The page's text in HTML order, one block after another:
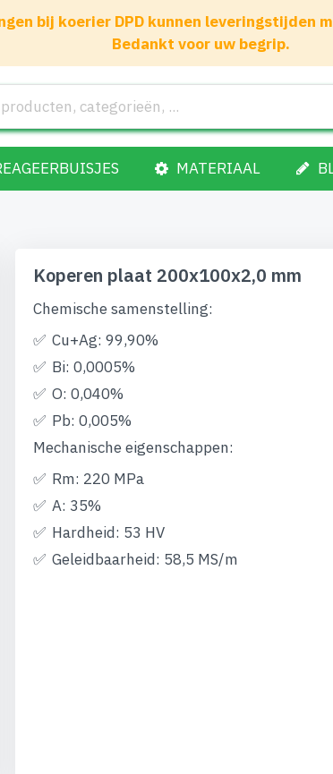
bij koerier DPD kunnen leveringstijden
Bedankt voor uw begrip.
MATERIAAL
Koperen plaat 200x100x2,0 mm
Chemische samenstelling:
Cu+Ag: 99,90%
Bi: 0,0005%
O: 0,040%
Pb: 0,005%
Mechanische eigenschappen:
Rm: 220 MPa
A: 35%
Hardheid: 53 HV
Geleidbaarheid: 58,5 MS/m